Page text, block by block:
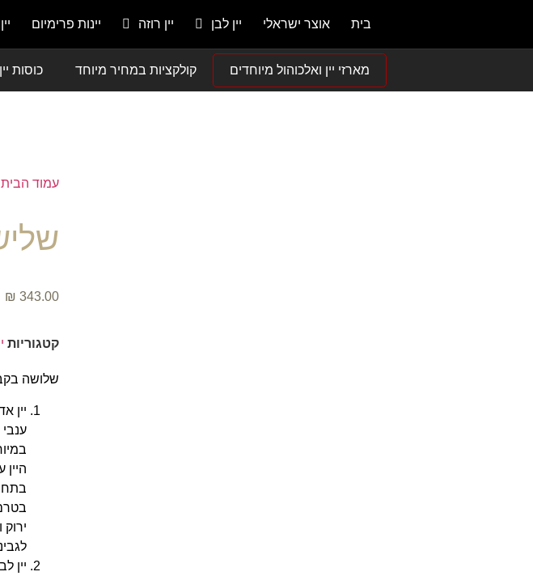
בית אוצר ישראלי יין לבן יין רוזה יינות פרימיום
מארזי יין ואלכוהול מיוחדים קולקציות במחיר מיוחד כוסות
עמוד הבית
₪ 343.00
קטגוריות
שלושה